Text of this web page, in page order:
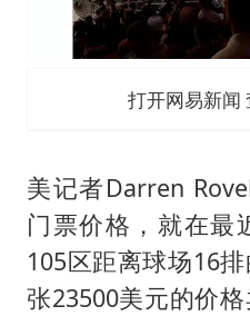
打开网易新闻
美记者Darren
门票价格，就在最
105区距离球场16
张23500美元的价